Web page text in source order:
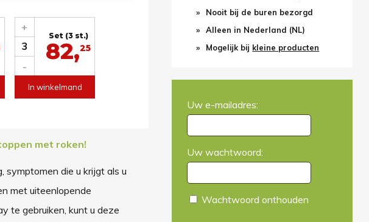
3
-
+
Set (3 st.)
82,25
In winkelmand
met roken!
die u krijgt als u
met uiteenlopende
te gebruiken, kunt u deze
Nooit bij de buren bezorgd
Alleen in Nederland (NL)
Mogelijk bij kleine producten
Uw e-mailadres:
Uw wachtwoord:
Wachtwoord onthouden